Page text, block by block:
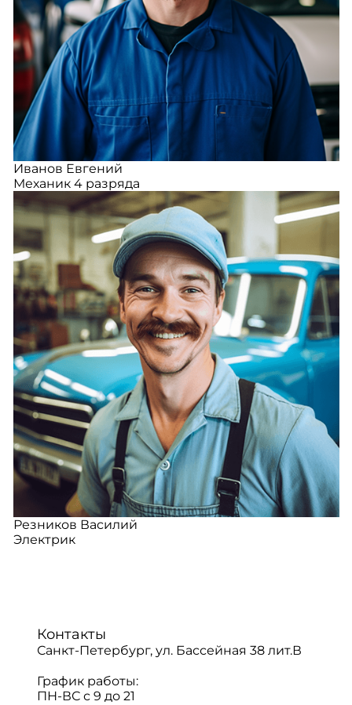
Иванов Евгений
Механик 4 разряда
Резников Василий
Электрик
Контакты
Санкт-Петербург, ул. Бассейная 38 лит.В
График работы:
ПН-ВС с 9 до 21